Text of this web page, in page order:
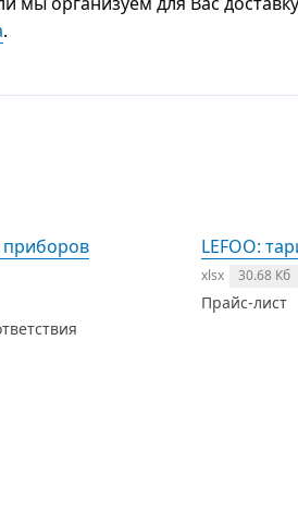
.
приборов
LEFOO:
xlsx 30.68 Кб
Прайс-лист